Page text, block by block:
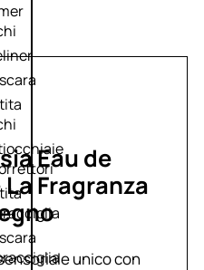
Eau de
Fragranza
unico con